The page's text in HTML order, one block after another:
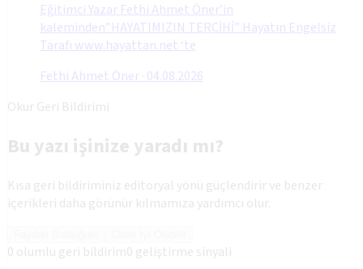
Eğitimci Yazar Fethi Ahmet Öner’in
kaleminden”HAYATIMIZIN TERCİHİ” Hayatın Engelsiz
Tarafı www.hayattan.net ‘te
Fethi Ahmet Öner· 04.08.2026
Okur Geri Bildirimi
Bu yazı işinize yaradı mı?
Kısa geri bildiriminiz editoryal yönü güçlendirir ve benzer
içerikleri daha görünür kılmamıza yardımcı olur.
0 olumlu geri bildirim0 geliştirme sinyali